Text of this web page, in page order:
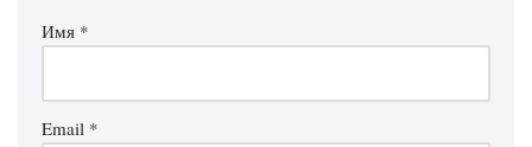
Имя *
Email *